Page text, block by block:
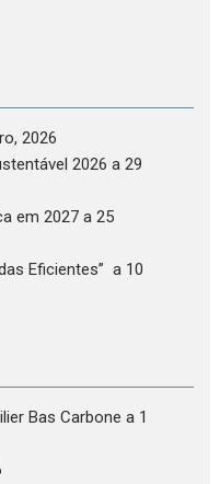
2026
2026 a 29
em 2027 a 25
Eficientes” a 10
Bas Carbone a 1